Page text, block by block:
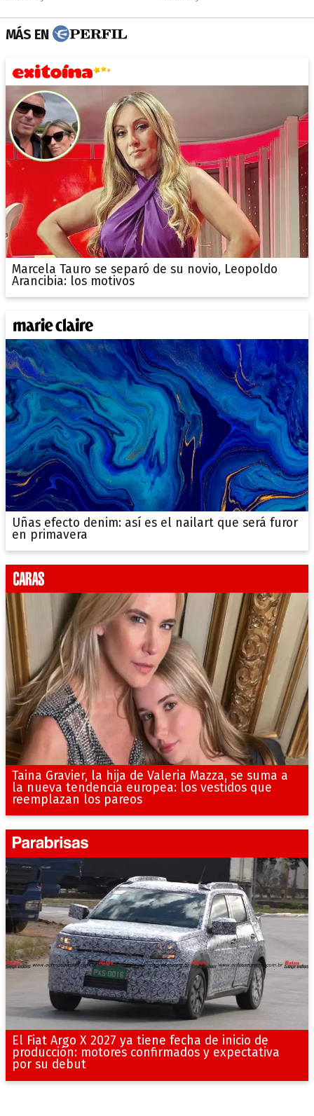
MÁS EN
Marcela Tauro se separó de su novio, Leopoldo
Arancibia: los motivos
Uñas efecto denim: así es el nailart que será furor
en primavera
Taina Gravier, la hija de Valeria Mazza, se suma a
la nueva tendencia europea: los vestidos que
reemplazan los pareos
El Fiat Argo X 2027 ya tiene fecha de inicio de
producción: motores confirmados y expectativa
por su debut